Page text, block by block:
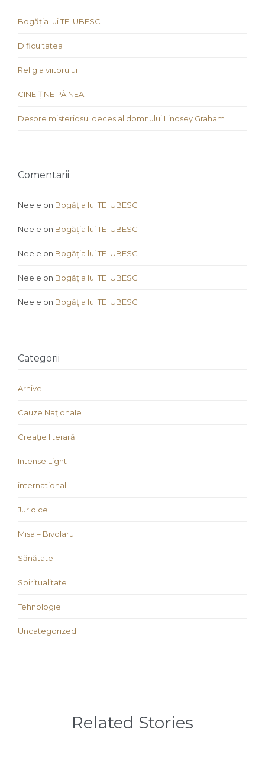
Bogăția lui TE IUBESC
Dificultatea
Religia viitorului
CINE ȚINE PÂINEA
Despre misteriosul deces al domnului Lindsey Graham
Comentarii
Neele on Bogăția lui TE IUBESC
Neele on Bogăția lui TE IUBESC
Neele on Bogăția lui TE IUBESC
Neele on Bogăția lui TE IUBESC
Neele on Bogăția lui TE IUBESC
Categorii
Arhive
Cauze Naţionale
Creaţie literară
Intense Light
international
Juridice
Misa – Bivolaru
Sănătate
Spiritualitate
Tehnologie
Uncategorized
Related Stories